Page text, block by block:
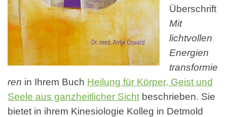
Überschrift
Mit
lichtvollen
Energien
transformie
ren in Ihrem Buch Heilung für Körper, Geist und
Seele aus ganzheitlicher Sicht beschrieben. Sie
bietet in ihrem Kinesiologie Kolleg in Detmold